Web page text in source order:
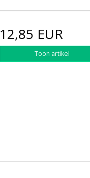
12,85 EUR
Toon artikel